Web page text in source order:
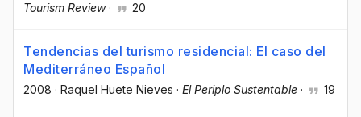
Tourism Review· 20
Tendencias del turismo residencial: El caso del
Mediterráneo Español
2008 · Raquel Huete Nieves · El Periplo Sustentable · 19